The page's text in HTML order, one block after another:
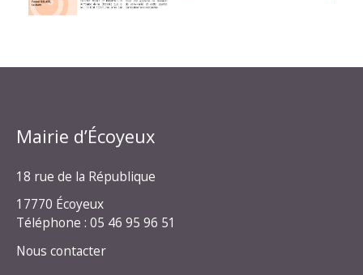
Mairie d’Écoyeux
18 rue de la République
17770 Écoyeux
Téléphone : 05 46 95 96 51
Nous contacter